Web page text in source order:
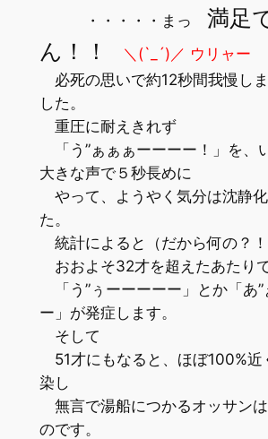
・・・・・まっ 満足
ん！！
＼(`_´)／ ウリャー
必死の思いで約12秒間我慢し
した。
重圧に耐えきれず
「う”ぁぁぁーーーー！」を、
大きな声で５秒長めに
やって、ようやく気分は沈静
た。
統計によると（だから何の？！
おおよそ32才を超えたあたり
「う”ぅーーーーー」とか「あ”
ー」が発症します。
そして
51才にもなると、ほぼ100%近
染し
無言で湯船につかるオッサン
のです。